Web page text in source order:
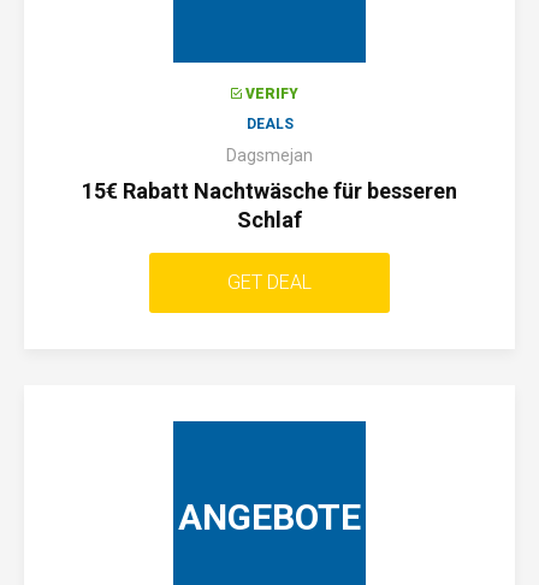
VERIFY
DEALS
Dagsmejan
15€ Rabatt Nachtwäsche für besseren
Schlaf
GET DEAL
ANGEBOTE